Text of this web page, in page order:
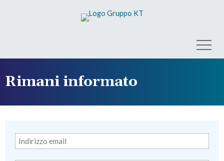
Rimani informato